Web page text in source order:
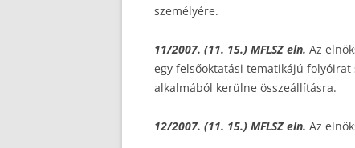
személyére.
11/2007. (11. 15.) MFLSZ eln. Az
egy felsőoktatási tematikájú folyóirat
alkalmából kerülne összeállításra.
12/2007. (11. 15.) MFLSZ eln. Az